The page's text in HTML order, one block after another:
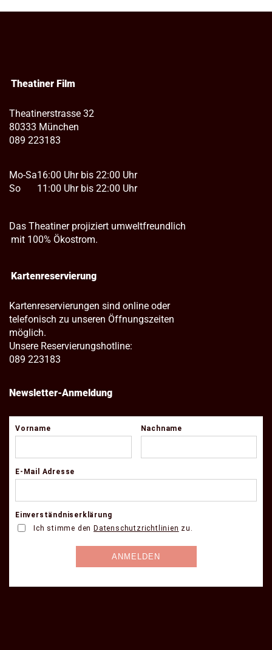
Theatiner Film
Theatinerstrasse 32
80333 München
089 223183
Mo-Sa
So
16:00 Uhr bis 22:00 Uhr
11:00 Uhr bis 22:00 Uhr
Das Theatiner projiziert umweltfreundlich
mit 100% Ökostrom.
Kartenreservierung
Kartenreservierungen sind online oder
telefonisch zu unseren Öffnungszeiten
möglich.
Unsere Reservierungshotline:
089 223183
Newsletter-Anmeldung